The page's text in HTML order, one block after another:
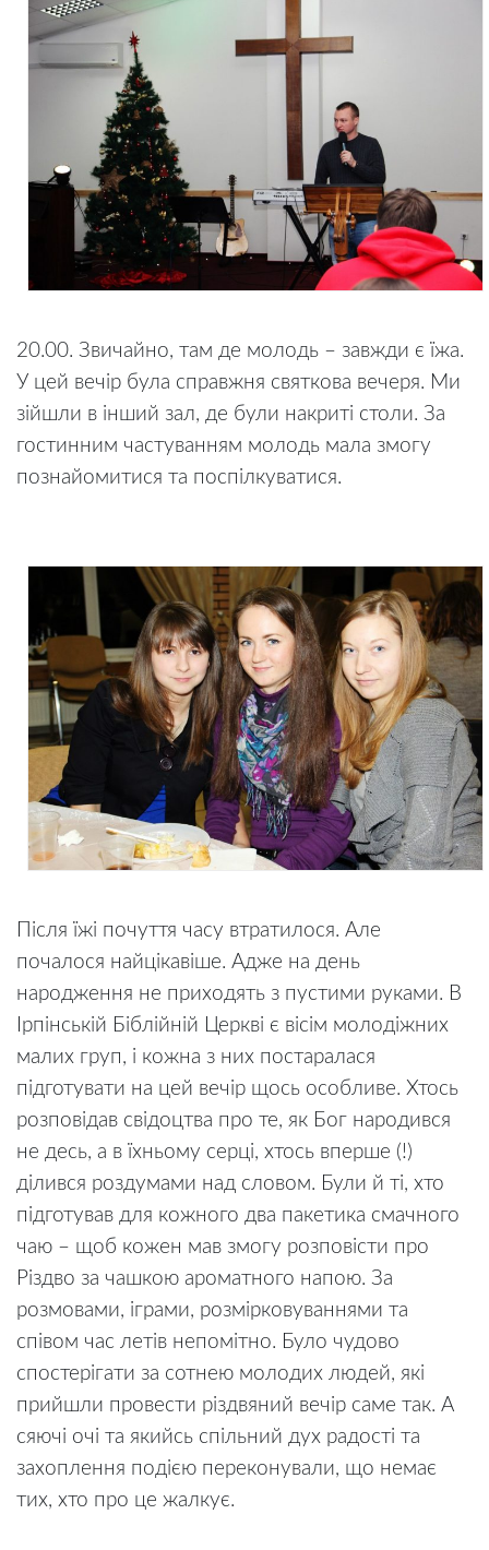
20.00. Звичайно, там де молодь – завжди є їжа.
У цей вечір була справжня святкова вечеря. Ми
зійшли в інший зал, де були накриті столи. За
гостинним частуванням молодь мала змогу
познайомитися та поспілкуватися.
Після їжі почуття часу втратилося. Але
почалося найцікавіше. Адже на день
народження не приходять з пустими руками. В
Ірпінській Біблійній Церкві є вісім молодіжних
малих груп, і кожна з них постаралася
підготувати на цей вечір щось особливе. Хтось
розповідав свідоцтва про те, як Бог народився
не десь, а в їхньому серці, хтось вперше (!)
ділився роздумами над словом. Були й ті, хто
підготував для кожного два пакетика смачного
чаю – щоб кожен мав змогу розповісти про
Різдво за чашкою ароматного напою. За
розмовами, іграми, розмірковуваннями та
співом час летів непомітно. Було чудово
спостерігати за сотнею молодих людей, які
прийшли провести різдвяний вечір саме так. А
сяючі очі та якийсь спільний дух радості та
захоплення подією переконували, що немає
тих, хто про це жалкує.